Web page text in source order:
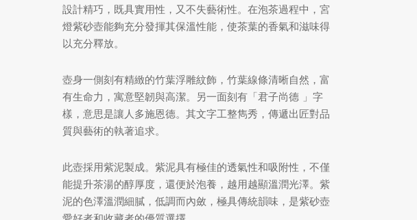
設計精巧，既具實用性，又不失藝術性。在泡茶過程中，宮
燈紫砂壺能夠充分發揮其保溫性能，使茶葉的香氣和滋味得
以充分釋放。
壺身一側刻有精緻的竹葉浮雕紋飾，竹葉線條清晰自然，富
有生命力，寓意堅韌與高潔。另一面刻有「君子尚德 」字
樣，意思是讓人多施恩德‌。其文字工整雋秀，傳遞出匠對品
質與藝術的執著追求。
此壺採用紫泥製成。紫泥具有極佳的透氣性和吸附性，不僅
能提升茶湯的醇厚度，還便於泡養，越用越顯溫潤光澤。紫
泥的色澤溫潤細膩，低調而內斂，極具傳統韻味，是紫砂壺